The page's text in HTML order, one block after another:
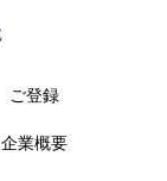
ご登録
企業概要